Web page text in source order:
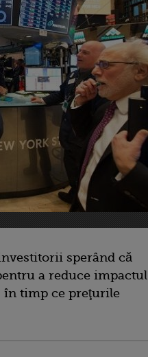
sperând că
a reduce impactul
în timp ce preţurile